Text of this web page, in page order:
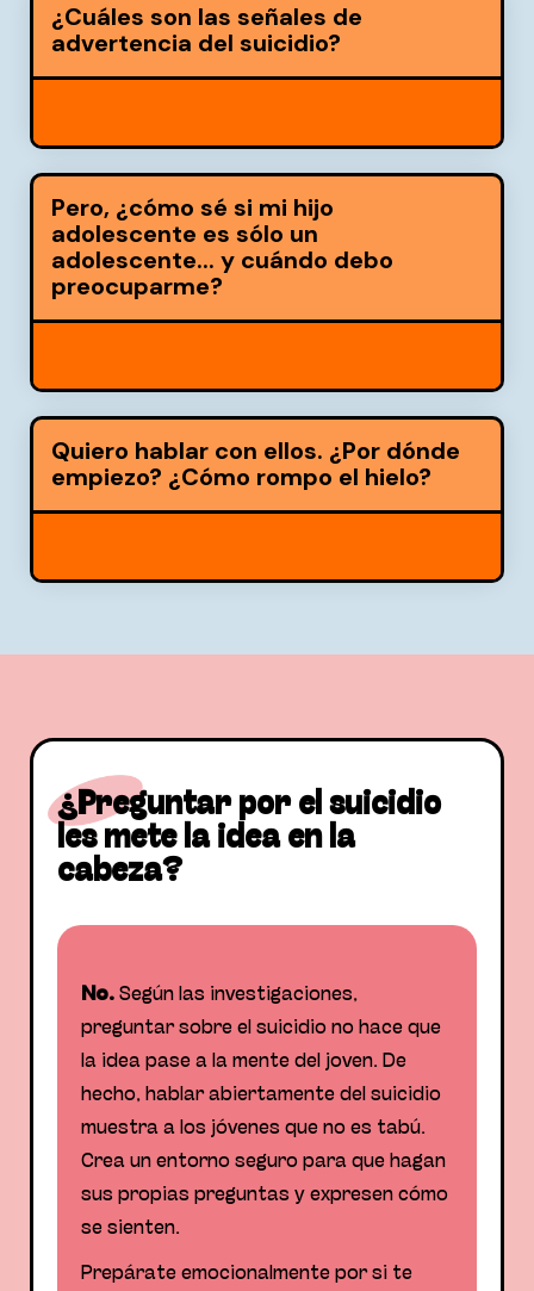
¿Cuáles son las señales de
advertencia del suicidio?
Pero, ¿cómo sé si mi hijo
adolescente es sólo un
adolescente... y cuándo debo
preocuparme?
Quiero hablar con ellos. ¿Por dónde
empiezo? ¿Cómo rompo el hielo?
¿Preguntarpor el suicidio
les mete la idea en la
cabeza?
No. Según las investigaciones,
preguntar sobre el suicidio no hace que
la idea pase a la mente del joven. De
hecho, hablar abiertamente del suicidio
muestra a los jóvenes que no es tabú.
Crea un entorno seguro para que hagan
sus propias preguntas y expresen cómo
se sienten.
Prepárate emocionalmente por si te